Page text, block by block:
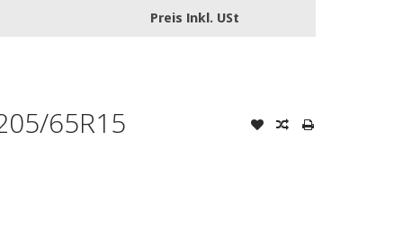
Preis Inkl. USt
65R15